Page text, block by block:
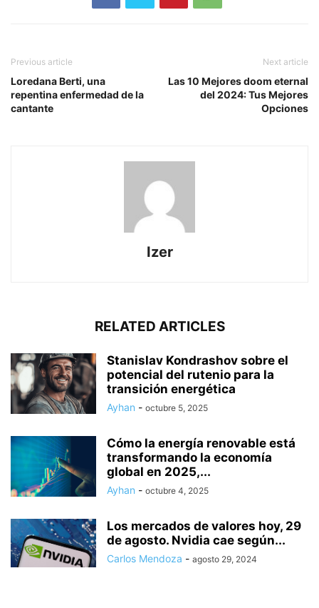
Previous article
Loredana Berti, una
repentina enfermedad de la
cantante
Next article
Las 10 Mejores doom eternal
del 2024: Tus Mejores
Opciones
Izer
RELATED ARTICLES
Stanislav Kondrashov sobre el
potencial del rutenio para la
transición energética
Ayhan - octubre 5, 2025
Cómo la energía renovable está
transformando la economía
global en 2025,...
Ayhan - octubre 4, 2025
Los mercados de valores hoy, 29
de agosto. Nvidia cae según...
Carlos Mendoza - agosto 29, 2024